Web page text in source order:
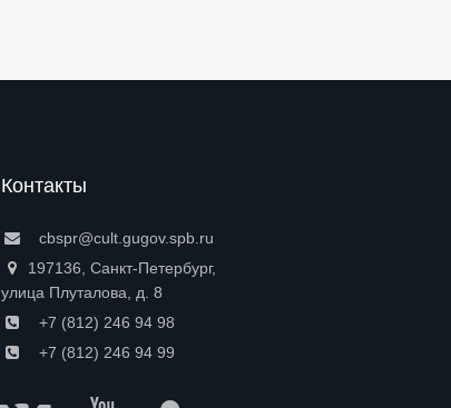
Контакты
cbspr@cult.gugov.spb.ru
197136, Санкт-Петербург,
улица Плуталова, д. 8
+7 (812) 246 94 98
+7 (812) 246 94 99